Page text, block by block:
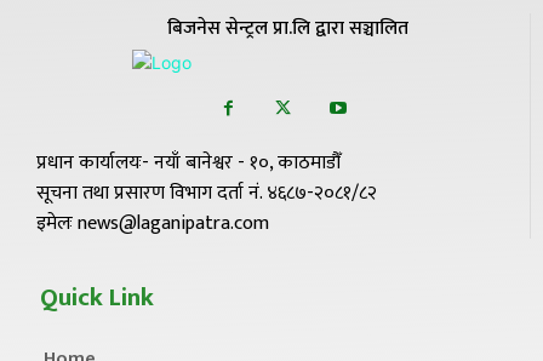
बिजनेस सेन्ट्रल प्रा.लि द्वारा सञ्चालित
प्रधान कार्यालयः- नयाँ बानेश्वर - १०, काठमाडौँ
सूचना तथा प्रसारण विभाग दर्ता नं. ४६८७-२०८१/८२
इमेलः news@laganipatra.com
Quick Link